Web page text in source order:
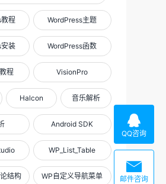
程 WordPress主题
装 WordPress函数
程 VisionPro
Halcon 音乐解析
Android SDK
WP_List_Table
结构 WP自定义导航菜单

QQ咨询

邮件咨询